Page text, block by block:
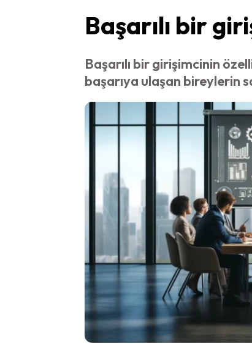
Başarılı bir
Başarılı bir girişimcinin
başarıya ulaşan bireylerin